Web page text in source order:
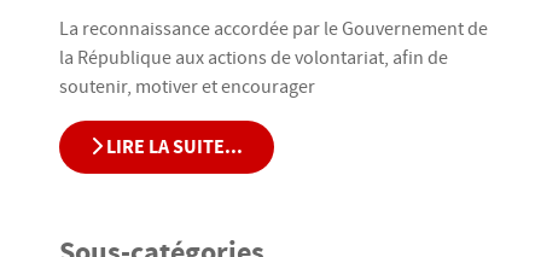
La reconnaissance accordée par le Gouvernement de
la République aux actions de volontariat, afin de
soutenir, motiver et encourager
LIRE LA SUITE...